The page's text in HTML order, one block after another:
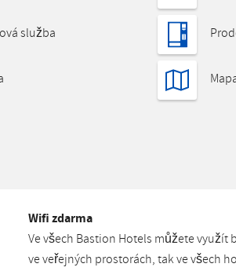
služba
Wifi zdarma
Ve všech Bastion Hotels můžete využít
ve veřejných prostorách, tak ve všech